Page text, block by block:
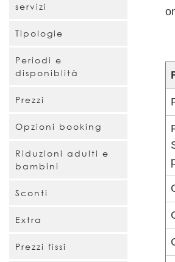
servizi
Tipologie
Periodi e
disponiblità
Prezzi
Opzioni booking
Riduzioni adulti e
bambini
Sconti
Extra
Prezzi fissi